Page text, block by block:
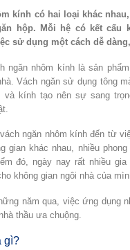
kính có hai loại khác
hộp. Mỗi hệ có kết cấu
sử dụng một cách dễ
ngăn nhôm kính là sản
Vách ngăn sử dụng tông
và kính tạo nên sự sang
ngăn nhôm kính đến từ
gian khác nhau, nhiều
đó, ngày nay rất nhiều
không gian ngôi nhà của
năm qua, việc ứng dụng
thầu ưa chuộng.
gì?